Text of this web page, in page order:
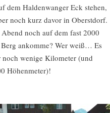
dem Haldenwanger Eck stehen,
noch kurz davor in Oberstdorf.
noch auf dem fast 2000
ankomme? Wer weiß… Es
noch wenige Kilometer (und
Höhenmeter)!